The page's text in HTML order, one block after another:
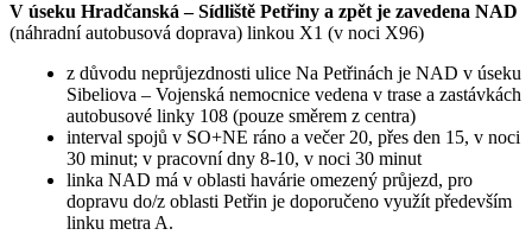
V úseku Hradčanská – Sídliště Petřiny a zpět je zavedena NAD
(náhradní autobusová doprava) linkou X1 (v noci X96)
z důvodu neprůjezdnosti ulice Na Petřinách je NAD v úseku
Sibeliova – Vojenská nemocnice vedena v trase a zastávkách
autobusové linky 108 (pouze směrem z centra)
interval spojů v SO+NE ráno a večer 20, přes den 15, v noci
30 minut; v pracovní dny 8-10, v noci 30 minut
linka NAD má v oblasti havárie omezený průjezd, pro
dopravu do/z oblasti Petřin je doporučeno využít především
linku metra A.